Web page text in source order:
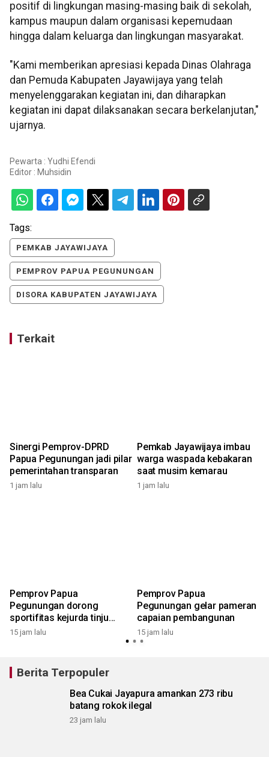
positif di lingkungan masing-masing baik di sekolah,
kampus maupun dalam organisasi kepemudaan
hingga dalam keluarga dan lingkungan masyarakat.
"Kami memberikan apresiasi kepada Dinas Olahraga
dan Pemuda Kabupaten Jayawijaya yang telah
menyelenggarakan kegiatan ini, dan diharapkan
kegiatan ini dapat dilaksanakan secara berkelanjutan,"
ujarnya.
Pewarta : Yudhi Efendi
Editor : Muhsidin
Tags:
PEMKAB JAYAWIJAYA
PEMPROV PAPUA PEGUNUNGAN
DISORA KABUPATEN JAYAWIJAYA
Terkait
Sinergi Pemprov-DPRD
Papua Pegunungan jadi pilar
pemerintahan transparan
1 jam lalu
Pemkab Jayawijaya imbau
warga waspada kebakaran
saat musim kemarau
1 jam lalu
Pemprov Papua
Pegunungan dorong
sportifitas kejurda tinju
amatir 2026
15 jam lalu
Pemprov Papua
Pegunungan gelar pameran
capaian pembangunan
15 jam lalu
Berita Terpopuler
Bea Cukai Jayapura amankan 273 ribu
batang rokok ilegal
23 jam lalu